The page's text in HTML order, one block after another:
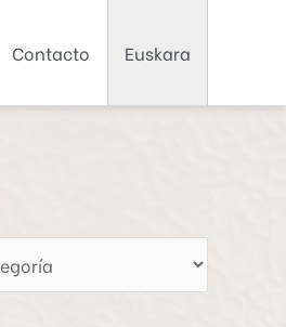
Contacto Euskara